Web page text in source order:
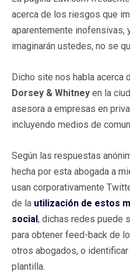
acerca de los riesgos que
aparentemente inofensivas,
imaginarán ustedes, no se
Dicho site nos habla acerca
Dorsey & Whitney en la
asesora a empresas en
incluyendo medios de
Según las respuestas
hecha por esta abogada a
usan corporativamente
de la utilización de estos
social, dichas redes puede
para obtener feed-back de
otros abogados, o
plantilla.